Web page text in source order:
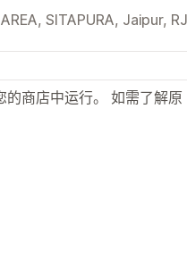
SITAPURA, Jaipur,
商店中运行。 如需了解原